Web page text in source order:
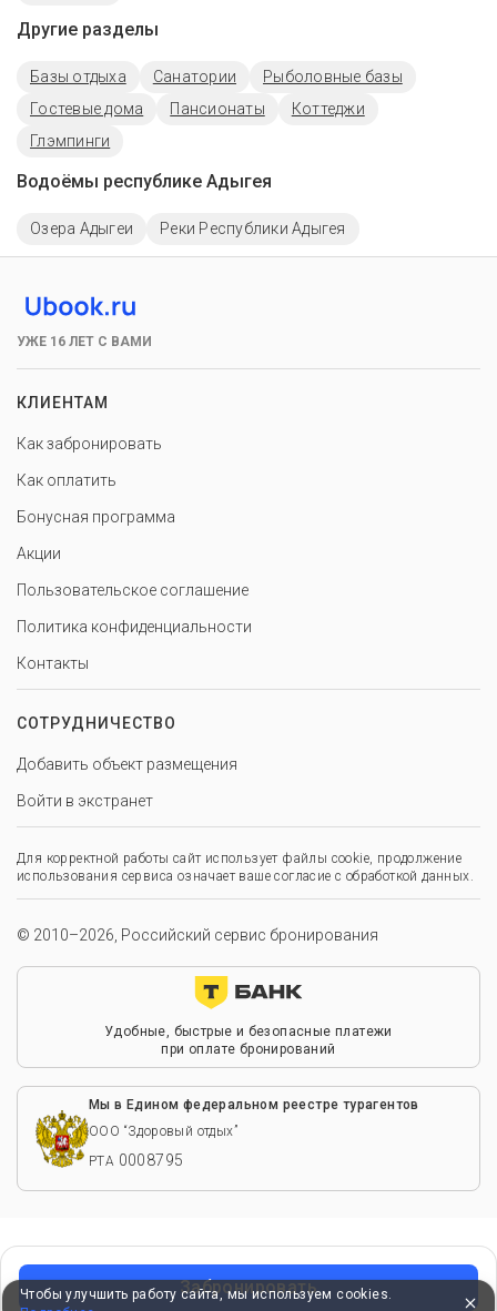
Забронировать
Другие разделы
Базы отдыха Санатории
Рыболовные базы
Гостевые дома
Пансионаты
Коттеджи
Глэмпинги
Водоёмы республике Адыгея
Озера Адыгеи Реки Республики Адыгея
УЖЕ 16 ЛЕТ С ВАМИ
КЛИЕНТАМ
Как забронировать
Как оплатить
Бонусная программа
Акции
Пользовательское соглашение
Политика конфиденциальности
Контакты
СОТРУДНИЧЕСТВО
Добавить объект размещения
Войти в экстранет
Для корректной работы сайт использует файлы cookie, продолжение
использования сервиса означает ваше согласие с обработкой данных.
© 2010–2026, Российский сервис бронирования
Удобные, быстрые и безопасные платежи
при оплате бронирований
Мы в Едином федеральном реестре турагентов
ООО “Здоровый отдых”
РТА 0008795
Чтобы улучшить работу сайта, мы используем cookies.